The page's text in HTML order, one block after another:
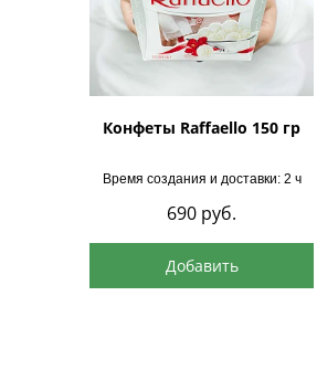
Конфеты Raffaello 150 гр
Время создания и доставки: 2 ч
690 руб.
Добавить